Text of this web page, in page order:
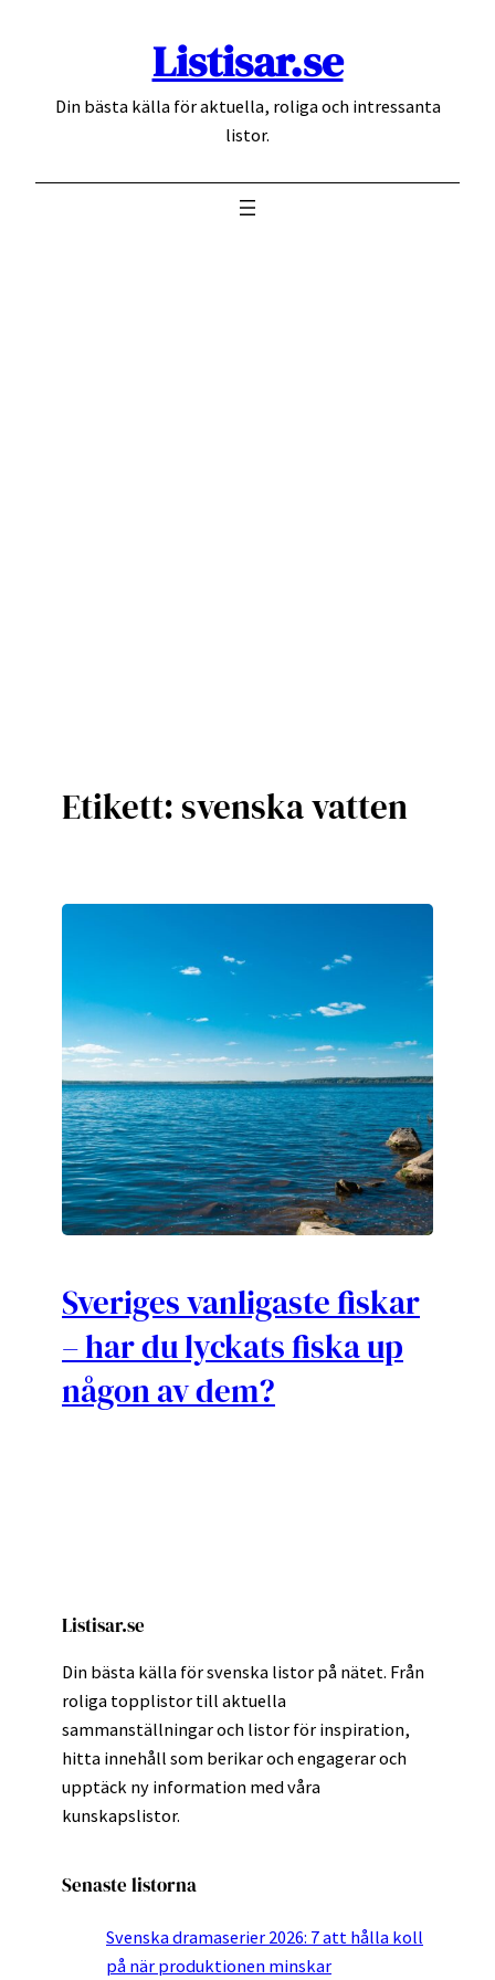
Listisar.se
Din bästa källa för aktuella, roliga och intressanta
listor.
Etikett: svenska vatten
Sveriges vanligaste fiskar
– har du lyckats fiska up
någon av dem?
Listisar.se
Din bästa källa för svenska listor på nätet. Från
roliga topplistor till aktuella
sammanställningar och listor för inspiration,
hitta innehåll som berikar och engagerar och
upptäck ny information med våra
kunskapslistor.
Senaste listorna
Svenska dramaserier 2026: 7 att hålla koll
på när produktionen minskar